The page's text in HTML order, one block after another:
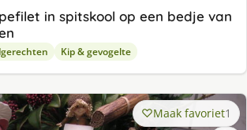
in spitskool op een bedje van
Kip & gevogelte
Maak favoriet1